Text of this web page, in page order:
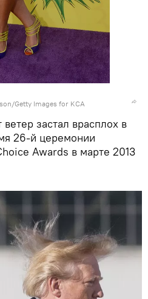
Getty Images for KCA
застал врасплох в
26-й церемонии
Awards в марте 2013